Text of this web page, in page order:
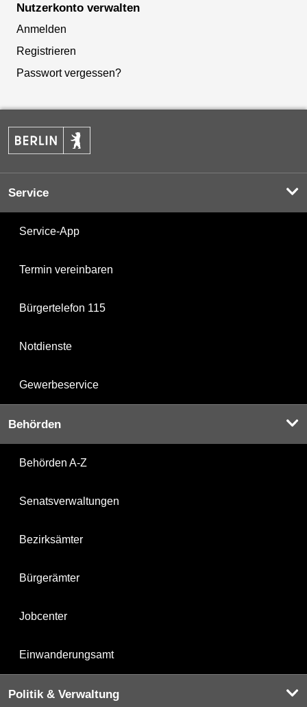
Nutzerkonto verwalten
Anmelden
Registrieren
Passwort vergessen?
Service
Service-App
Termin vereinbaren
Bürgertelefon 115
Notdienste
Gewerbeservice
Behörden
Behörden A-Z
Senatsverwaltungen
Bezirksämter
Bürgerämter
Jobcenter
Einwanderungsamt
Politik & Verwaltung